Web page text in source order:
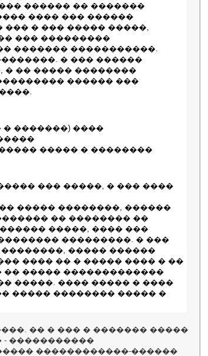
������ �� �������
���� ��� ������
� ��� ����� �����,
��� ���������
������� �����������.
� ��� ������
� �� ����� ��������
������ ���
�������) ����
����� � ��������
��� �����, � ��� ����
����� ��������, ������
�� �������� ��
�����, ���� ���
���������. � ���
����� ������
���� �� � ����� ���� � ��
�� ����� �������������
�����. ���� ����� � ����
����� �������� ����� �
�� � ��� � ������� �����
- �����������
������������-������